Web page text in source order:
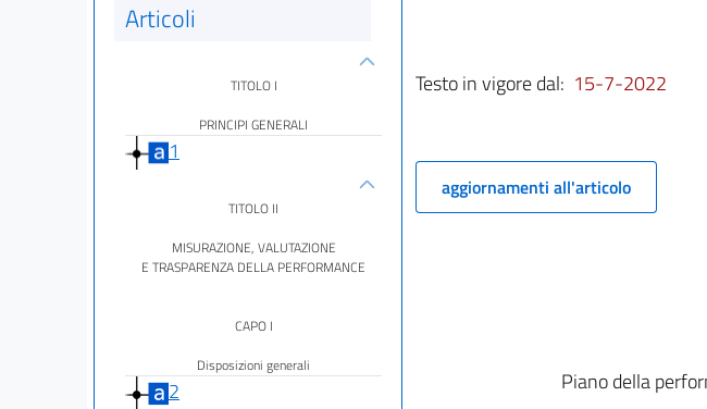
Articoli
TITOLO I
PRINCIPI GENERALI
1
TITOLO II
MISURAZIONE, VALUTAZIONE
E TRASPARENZA DELLA PERFORMANCE
CAPO I
Disposizioni generali
2
Testo in vigore dal: 15-7-2022
aggiornamenti all'articolo
Piano della